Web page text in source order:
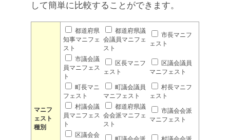
して簡単に比較することができます。
マニフ
ェスト
種別
都道府県
知事マニフェ
スト
都道府県議
会議員マニフェ
スト
市長マニフ
ェスト
市議会議
員マニフェス
ト
区長マニフ
ェスト
区議会議員
マニフェスト
町長マニ
フェスト
町議会議員
マニフェスト
村長マニフ
ェスト
村議会議
員マニフェス
ト
都道府県議
会会派マニフェ
スト
市議会会派
マニフェスト
区議会会